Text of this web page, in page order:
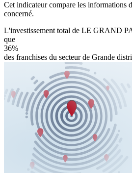
Cet indicateur compare les informations
concerné.
L'investissement total de LE GRAND
que
36%
des franchises du secteur de Grande